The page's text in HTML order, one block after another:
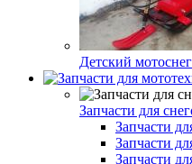
Детский
Запчасти для
Запчасти
Запчасти
Запчасти